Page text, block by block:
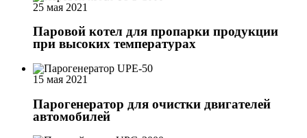
25 мая 2021
Паровой котел для пропарки продукции
при высоких температурах
15 мая 2021
Парогенератор для очистки двигателей
автомобилей